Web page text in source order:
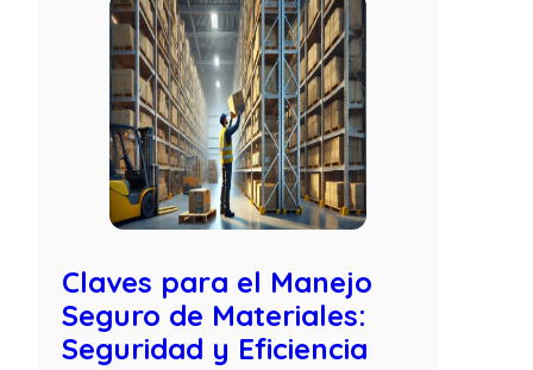
Claves para el Manejo
Seguro de Materiales:
Seguridad y Eficiencia